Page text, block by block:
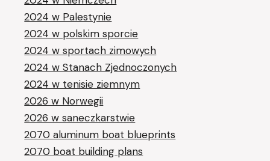
2024 w Palestynie
2024 w polskim sporcie
2024 w sportach zimowych
2024 w Stanach Zjednoczonych
2024 w tenisie ziemnym
2026 w Norwegii
2026 w saneczkarstwie
2070 aluminum boat blueprints
2070 boat building plans